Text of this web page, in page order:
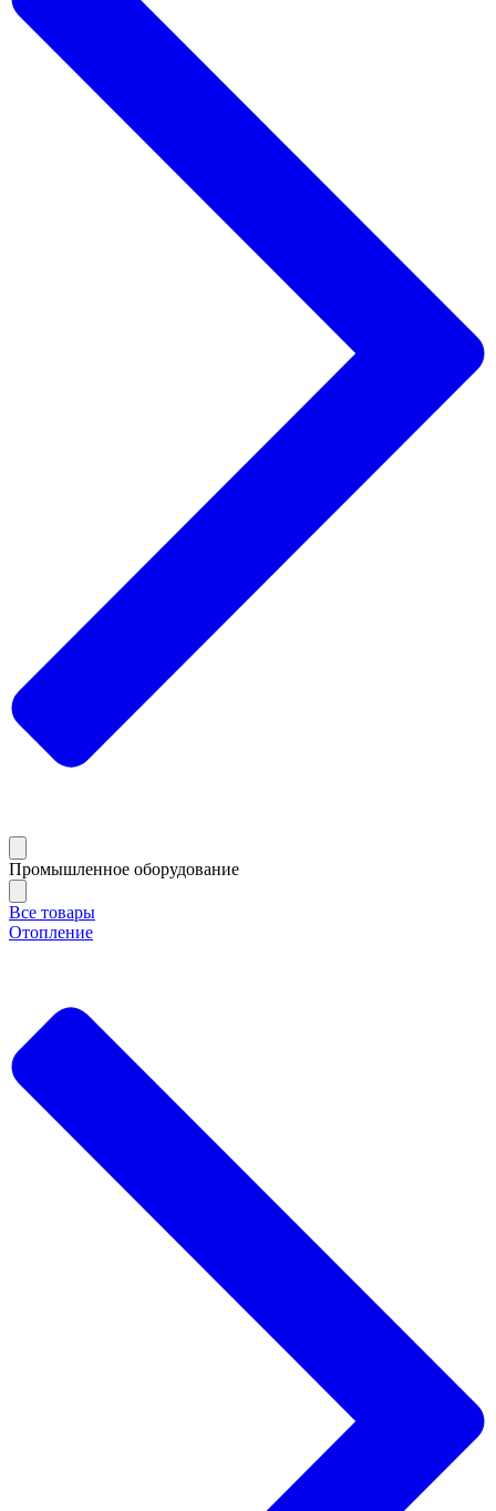
Промышленное оборудование
Все товары
Отопление